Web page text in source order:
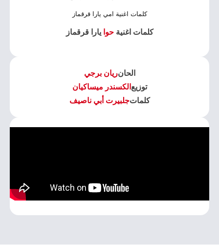
كلمات اغنية امي يارا قرقماز
كلمات اغنيةحوا يارا قرقماز
الحانريان برجي
توزيع الكسندر ميساكيان
كلماتجلبيرت أبي ناصيف